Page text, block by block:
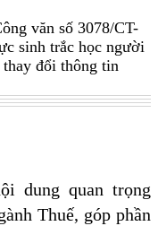
văn số 3078/CT-
sinh trắc học người
đổi thông tin
dung quan trọng
Thuế, góp phần